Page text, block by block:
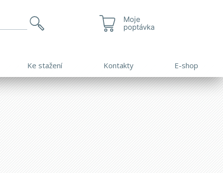
Moje
poptávka
Ke stažení Kontakty E-shop